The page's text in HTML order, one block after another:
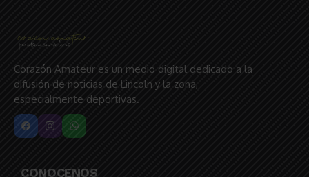
Corazón Amateur es un medio digital dedicado a la
difusión de noticias de Lincoln y la zona,
especialmente deportivas.
CONOCENOS